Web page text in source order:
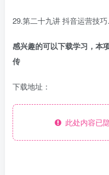
29.第二十九讲 抖音运营技
感兴趣的可以下载学习，本
传
下载地址：
此处内容已